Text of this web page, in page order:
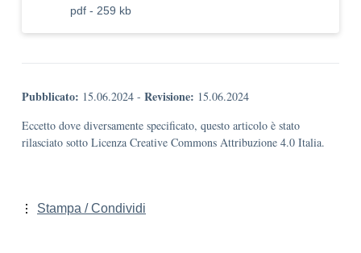
pdf - 259 kb
Pubblicato: 15.06.2024 - Revisione: 15.06.2024
Eccetto dove diversamente specificato, questo articolo è stato
rilasciato sotto Licenza Creative Commons Attribuzione 4.0 Italia.
Stampa / Condividi